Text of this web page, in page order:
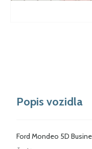
Popis vozidla
Ford Mondeo 5D